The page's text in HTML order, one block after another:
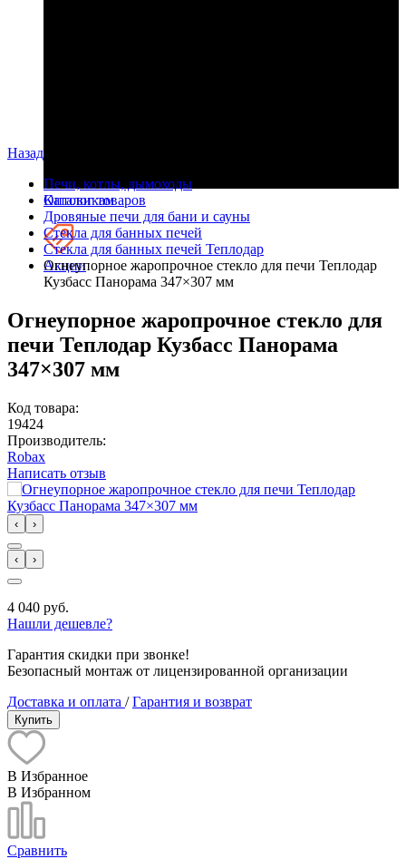
Оптовикам
Акции
Назад
Печи, котлы, дымоходы
Каталог товаров
Дровяные печи для бани и сауны
Стекла для банных печей
Стекла для банных печей Теплодар
Огнеупорное жаропрочное стекло для печи Теплодар
Кузбасс Панорама 347×307 мм
Огнеупорное жаропрочное стекло для
печи Теплодар Кузбасс Панорама
347×307 мм
Код товара:
19424
Производитель:
Robax
Написать отзыв
‹ ›
‹ ›
4 040 руб.
Нашли дешевле?
Гарантия скидки при звонке!
Безопасный монтаж от лицензированной организации
Доставка и оплата /Гарантия и возврат
Купить
В Избранное
В Избранном
Сравнить